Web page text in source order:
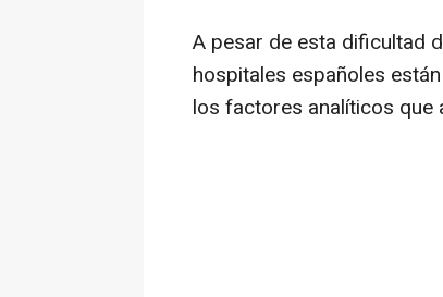
A pesar de esta dificultad
hospitales españoles
los factores analíticos que